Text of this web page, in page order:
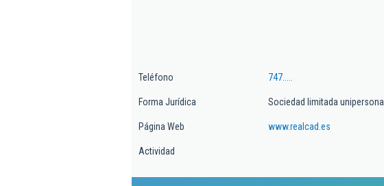
Teléfono 747.....
Forma Jurídica Sociedad limitada unipersonal
Página Web www.realcad.es
Actividad